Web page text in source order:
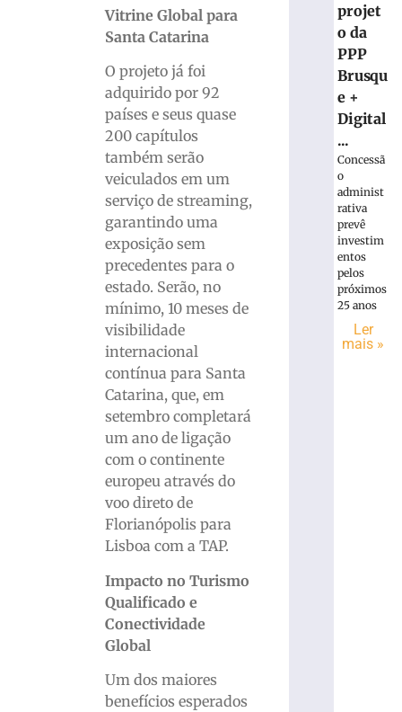
Vitrine Global para
Santa Catarina
O projeto já foi
adquirido por 92
países e seus quase
200 capítulos
também serão
veiculados em um
serviço de streaming,
garantindo uma
exposição sem
precedentes para o
estado. Serão, no
mínimo, 10 meses de
visibilidade
internacional
contínua para Santa
Catarina, que, em
setembro completará
um ano de ligação
com o continente
europeu através do
voo direto de
Florianópolis para
Lisboa com a TAP.
Impacto no Turismo
Qualificado e
Conectividade
Global
Um dos maiores
benefícios esperados
projet
o da
PPP
Brusqu
e +
Digital
...
Concessã
o
administ
rativa
prevê
investim
entos
pelos
próximos
25 anos
Ler
mais »